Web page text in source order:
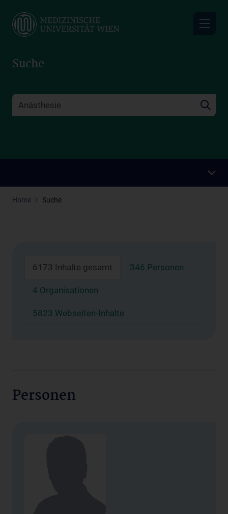
main
Suche
Home Suche
6173 Inhalte gesamt 346 Personen
4 Organisationen
5823 Webseiten-Inhalte
Personen